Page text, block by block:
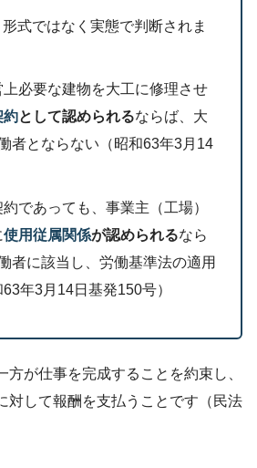
形式ではなく実態で判断されま
必要な建物を大工に修理させ
約として認められるならば、大
者とならない（昭和63年3月14
であっても、事業主（工場）
使用従属関係が認められるなら
者に該当し、労働基準法の適用
年3月14日基発150号）
方が仕事を完成することを約束し、
対して報酬を支払うことです（民法